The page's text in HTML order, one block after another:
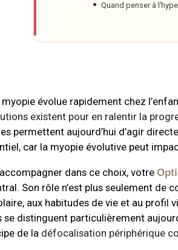
Quand penser à
évolue rapidement chez
existent pour en ralentir la
permettent aujourd’hui d’agir
car la myopie évolutive peut
dans ce choix, votre
Son rôle n’est plus seulement de
aux habitudes de vie et au profil
distinguent particulièrement
de la défocalisation périphérique